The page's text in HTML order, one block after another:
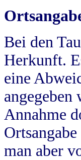
Bei den
Herkunft.
eine
Annahme
man aber